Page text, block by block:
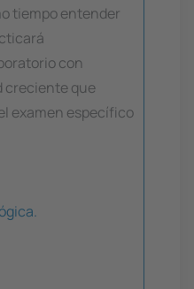
tiempo entender
con
creciente que
examen específico